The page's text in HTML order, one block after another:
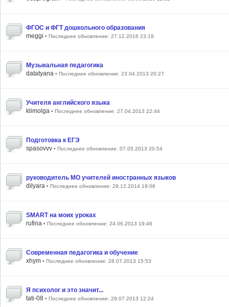
ФГОС и ФГТ дошкольного образования
meggi • Последнее обновление: 27.12.2016 23:19
Музыкальная педагогика
datatyana • Последнее обновление: 23.04.2013 20:27
Учителя английского языка
klimolga • Последнее обновление: 27.04.2013 22:44
Подготовка к ЕГЭ
spasovvv • Последнее обновление: 07.05.2013 20:54
руководитель МО учителей иностранных языков
dilyara • Последнее обновление: 29.12.2014 19:08
SMART на моих уроках
rufina • Последнее обновление: 24.06.2013 19:46
Современная педагогика и обучение
xhym • Последнее обновление: 28.07.2013 15:53
Я психолог и это значит...
tati-08 • Последнее обновление: 29.07.2013 12:24